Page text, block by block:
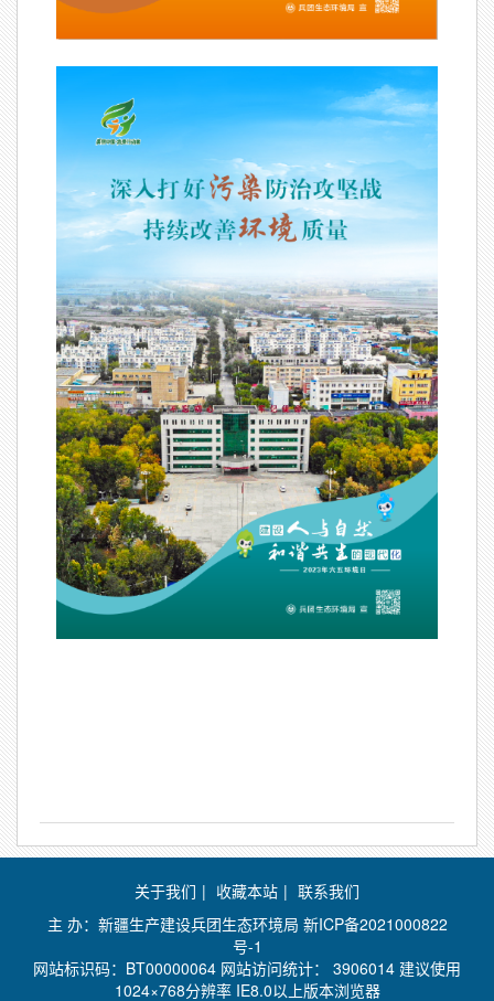
关于我们 | 收藏本站 | 联系我们
主 办：新疆生产建设兵团生态环境局 新ICP备2021000822
号-1
网站标识码：BT00000064 网站访问统计： 3906014 建议使用
1024×768分辨率 IE8.0以上版本浏览器